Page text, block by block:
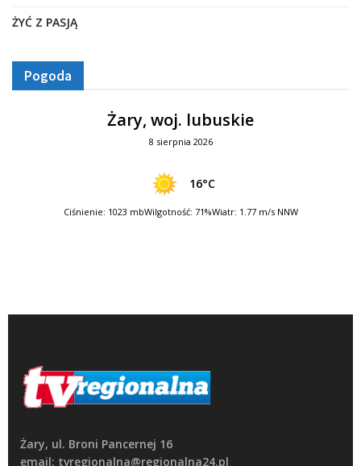
ŻYĆ Z PASJĄ
Pogoda
Żary, woj. lubuskie
8 sierpnia 2026
16°C
Ciśnienie: 1023 mbWilgotność: 71%Wiatr: 1.77 m/s NNW
Żary, ul. Broni Pancernej 16
email: tvregionalna@regionalna24.pl